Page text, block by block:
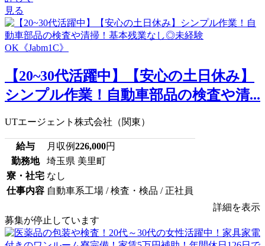
見る
【20~30代活躍中】【安心の土日休み】
シンプル作業！自動車部品の検査や清...
UTエージェント株式会社（関東）
給与 月収例226,000円
勤務地
埼玉県 美里町
寮・社宅 なし
仕事内容 自動車系工場 / 検査・検品 / 正社員
詳細を表示
募集が停止しています